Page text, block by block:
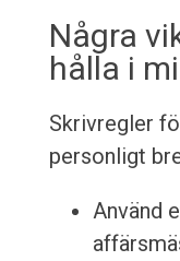
Några
hålla i
Skrivregler
personligt
Använd